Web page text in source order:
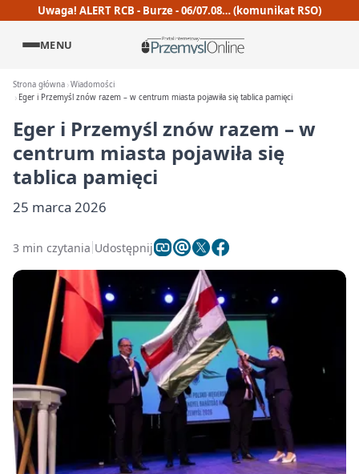
Uwaga! ALERT RCB - Burze - 06/07.08… (komunikat RSO)
MENU
Strona główna Wiadomości
Eger i Przemyśl znów razem – w centrum miasta pojawiła się tablica pamięci
Eger i Przemyśl znów razem – w
centrum miasta pojawiła się
tablica pamięci
25 marca 2026
3 min czytania Udostępnij